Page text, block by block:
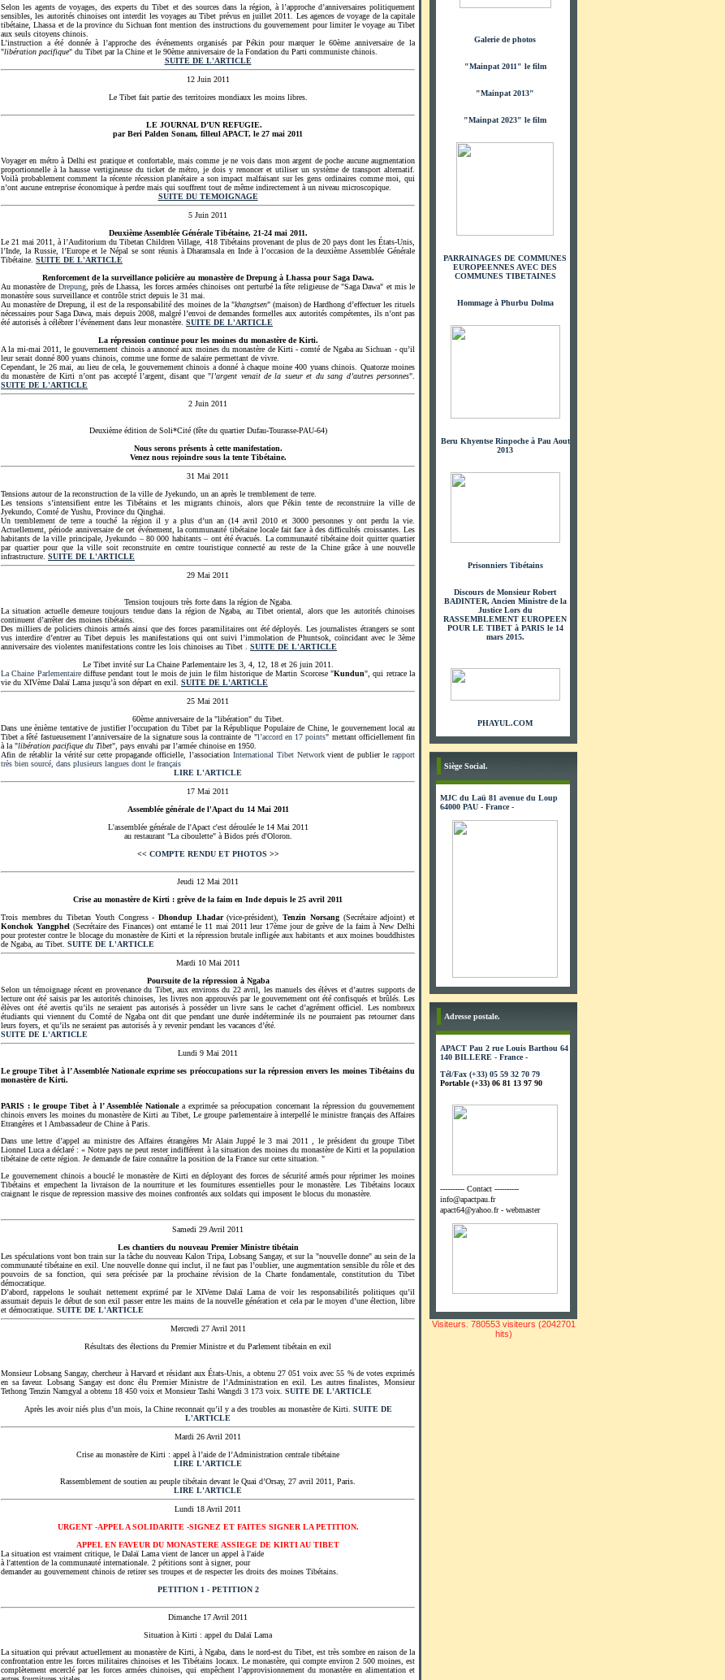
Selon les agents de voyages, des experts du Tibet et des sources dans la région, à l’approche d’anniversaires politiquement
sensibles, les autorités chinoises ont interdit les voyages au Tibet prévus en juillet 2011. Les agences de voyage de la capitale
tibétaine, Lhassa et de la province du Sichuan font mention des instructions du gouvernement pour limiter le voyage au Tibet
aux seuls citoyens chinois.
L’instruction a été donnée à l’approche des événements organisés par Pékin pour marquer le 60ème anniversaire de la
"libération pacifique" du Tibet par la Chine et le 90ème anniversaire de la Fondation du Parti communiste chinois.
SUITE DE L'ARTICLE
12 Juin 2011
Le Tibet fait partie des territoires mondiaux les moins libres.
LE JOURNAL D’UN REFUGIE.
par Beri Palden Sonam, filleul APACT, le 27 mai 2011
Voyager en métro à Delhi est pratique et confortable, mais comme je ne vois dans mon argent de poche aucune augmentation
proportionnelle à la hausse vertigineuse du ticket de métro, je dois y renoncer et utiliser un système de transport alternatif.
Voilà probablement comment la récente récession planétaire a son impact malfaisant sur les gens ordinaires comme moi, qui
n’ont aucune entreprise économique à perdre mais qui souffrent tout de même indirectement à un niveau microscopique.
SUITE DU TEMOIGNAGE
5 Juin 2011
Deuxième Assemblée Générale Tibétaine, 21-24 mai 2011.
Le 21 mai 2011, à l’Auditorium du Tibetan Children Village, 418 Tibétains provenant de plus de 20 pays dont les États-Unis,
l’Inde, la Russie, l’Europe et le Népal se sont réunis à Dharamsala en Inde à l’occasion de la deuxième Assemblée Générale
Tibétaine. SUITE DE L'ARTICLE
Renforcement de la surveillance policière au monastère de Drepung à Lhassa pour Saga Dawa.
Au monastère de Drepung, près de Lhassa, les forces armées chinoises ont perturbé la fête religieuse de "Saga Dawa" et mis le
monastère sous surveillance et contrôle strict depuis le 31 mai.
Au monastère de Drepung, il est de la responsabilité des moines de la "khangtsen" (maison) de Hardhong d’effectuer les rituels
nécessaires pour Saga Dawa, mais depuis 2008, malgré l’envoi de demandes formelles aux autorités compétentes, ils n’ont pas
été autorisés à célébrer l’événement dans leur monastère. SUITE DE L'ARTICLE
La répression continue pour les moines du monastère de Kirti.
A la mi-mai 2011, le gouvernement chinois a annoncé aux moines du monastère de Kirti - comté de Ngaba au Sichuan - qu’il
leur serait donné 800 yuans chinois, comme une forme de salaire permettant de vivre.
Cependant, le 26 mai, au lieu de cela, le gouvernement chinois a donné à chaque moine 400 yuans chinois. Quatorze moines
du monastère de Kirti n’ont pas accepté l’argent, disant que "l’argent venait de la sueur et du sang d’autres personnes".
SUITE DE L'ARTICLE
2 Juin 2011
Deuxième édition de Soli*Cité (fête du quartier Dufau-Tourasse-PAU-64)
Nous serons présents à cette manifestation.
Venez nous rejoindre sous la tente Tibétaine.
31 Mai 2011
Tensions autour de la reconstruction de la ville de Jyekundo, un an après le tremblement de terre.
Les tensions s’intensifient entre les Tibétains et les migrants chinois, alors que Pékin tente de reconstruire la ville de
Jyekundo, Comté de Yushu, Province du Qinghai.
Un tremblement de terre a touché la région il y a plus d’un an (14 avril 2010 et 3000 personnes y ont perdu la vie.
Actuellement, période anniversaire de cet événement, la communauté tibétaine locale fait face à des difficultés croissantes. Les
habitants de la ville principale, Jyekundo – 80 000 habitants – ont été évacués. La communauté tibétaine doit quitter quartier
par quartier pour que la ville soit reconstruite en centre touristique connecté au reste de la Chine grâce à une nouvelle
infrastructure. SUITE DE L'ARTICLE
29 Mai 2011
Tension toujours très forte dans la région de Ngaba.
La situation actuelle demeure toujours tendue dans la région de Ngaba, au Tibet oriental, alors que les autorités chinoises
continuent d’arrêter des moines tibétains.
Des milliers de policiers chinois armés ainsi que des forces paramilitaires ont été déployés. Les journalistes étrangers se sont
vus interdire d’entrer au Tibet depuis les manifestations qui ont suivi l’immolation de Phuntsok, coïncidant avec le 3ème
anniversaire des violentes manifestations contre les lois chinoises au Tibet . SUITE DE L'ARTICLE
Le Tibet invité sur La Chaine Parlementaire les 3, 4, 12, 18 et 26 juin 2011.
La Chaine Parlementairediffuse pendant tout le mois de juin le film historique de Martin Scorcese "Kundun", qui retrace la
vie du XIVème Dalaï Lama jusqu’à son départ en exil. SUITE DE L'ARTICLE
25 Mai 2011
60ème anniversaire de la "libération" du Tibet.
Dans une ènième tentative de justifier l’occupation du Tibet par la République Populaire de Chine, le gouvernement local au
Tibet a fêté fastueusement l’anniversaire de la signature sous la contrainte de "l’accord en 17 points" mettant officiellement fin
à la "libération pacifique du Tibet", pays envahi par l’armée chinoise en 1950.
Afin de rétablir la vérité sur cette propagande officielle, l’association International Tibet Networkvient de publier lerapport
très bien sourcé, dans plusieurs langues dont le français
LIRE L'ARTICLE
17 Mai 2011
Assemblée générale de l'Apact du 14 Mai 2011
L'assemblée générale de l'Apact c'est déroulée le 14 Mai 2011
au restaurant "La ciboulette" à Bidos prés d'Oloron.
<< COMPTE RENDU ET PHOTOS >>
Jeudi 12 Mai 2011
Crise au monastère de Kirti : grève de la faim en Inde depuis le 25 avril 2011
Trois membres du Tibetan Youth Congress - Dhondup Lhadar(vice-président),Tenzin Norsang(Secrétaire adjoint) et
Konchok Yangphel(Secrétaire des Finances) ont entamé le 11 mai 2011 leur 17ème jour de grève de la faim à New Delhi
pour protester contre le blocage du monastère de Kirti et la répression brutale infligée aux habitants et aux moines bouddhistes
de Ngaba, au Tibet. SUITE DE L'ARTICLE
Mardi 10 Mai 2011
Poursuite de la répression à Ngaba
Selon un témoignage récent en provenance du Tibet, aux environs du 22 avril, les manuels des élèves et d’autres supports de
lecture ont été saisis par les autorités chinoises, les livres non approuvés par le gouvernement ont été confisqués et brûlés. Les
élèves ont été avertis qu’ils ne seraient pas autorisés à posséder un livre sans le cachet d’agrément officiel. Les nombreux
étudiants qui viennent du Comté de Ngaba ont dit que pendant une durée indéterminée ils ne pourraient pas retourner dans
leurs foyers, et qu’ils ne seraient pas autorisés à y revenir pendant les vacances d’été.
SUITE DE L'ARTICLE
Lundi 9 Mai 2011
Le groupe Tibet à l’ Assemblée Nationale exprime ses préoccupations sur la répression envers les moines Tibétains du
monastère de Kirti.
PARIS : le groupe Tibet à l’ Assemblée Nationalea exprimée sa préocupation concernant la répression du gouvernement
chinois envers les moines du monastère de Kirti au Tibet, Le groupe parlementaire à interpellé le ministre français des Affaires
Etrangères et l Ambassadeur de Chine à Paris.
Dans une lettre d’appel au ministre des Affaires étrangères Mr Alain Juppé le 3 mai 2011 , le président du groupe Tibet
Lionnel Luca a déclaré : « Notre pays ne peut rester indifférent à la situation des moines du monastère de Kirti et la population
tibétaine de cette région. Je demande de faire connaître la position de la France sur cette situation. "
Le gouvernement chinois a bouclé le monastère de Kirti en déployant des forces de sécurité armés pour réprimer les moines
Tibétains et empechent la livraison de la nourriture et les fournitures essentielles pour le monastère. Les Tibétains locaux
craignant le risque de repression massive des moines confrontés aux soldats qui imposent le blocus du monastère.
Samedi 29 Avril 2011
Les chantiers du nouveau Premier Ministre tibétain
Les spéculations vont bon train sur la tâche du nouveau Kalon Tripa, Lobsang Sangay, et sur la "nouvelle donne" au sein de la
communauté tibétaine en exil. Une nouvelle donne qui inclut, il ne faut pas l’oublier, une augmentation sensible du rôle et des
pouvoirs de sa fonction, qui sera précisée par la prochaine révision de la Charte fondamentale, constitution du Tibet
démocratique.
D’abord, rappelons le souhait nettement exprimé par le XIVeme Dalaï Lama de voir les responsabilités politiques qu’il
assumait depuis le début de son exil passer entre les mains de la nouvelle génération et cela par le moyen d’une élection, libre
et démocratique. SUITE DE L'ARTICLE
Mercredi 27 Avril 2011
Résultats des élections du Premier Ministre et du Parlement tibétain en exil
Monsieur Lobsang Sangay, chercheur à Harvard et résidant aux États-Unis, a obtenu 27 051 voix avec 55 % de votes exprimés
en sa faveur. Lobsang Sangay est donc élu Premier Ministre de l’Administration en exil. Les autres finalistes, Monsieur
Tethong Tenzin Namgyal a obtenu 18 450 voix et Monsieur Tashi Wangdi 3 173 voix. SUITE DE L'ARTICLE
Après les avoir niés plus d’un mois, la Chine reconnait qu’il y a des troubles au monastère de Kirti. SUITE DE
L'ARTICLE
Mardi 26 Avril 2011
Crise au monastère de Kirti : appel à l’aide de l’Administration centrale tibétaine
LIRE L'ARTICLE
Rassemblement de soutien au peuple tibétain devant le Quai d’Orsay, 27 avril 2011, Paris.
LIRE L'ARTICLE
Lundi 18 Avril 2011
URGENT -APPEL A SOLIDARITE -SIGNEZ ET FAITES SIGNER LA PETITION.
APPEL EN FAVEUR DU MONASTERE ASSIEGE DE KIRTI AU TIBET
La situation est vraiment critique, le Dalaï Lama vient de lancer un appel à l'aide
à l'attention de la communauté internationale. 2 pétitions sont à signer, pour
demander au gouvernement chinois de retirer ses troupes et de respecter les droits des moines Tibétains.
PETITION 1- PETITION 2
Dimanche 17 Avril 2011
Situation à Kirti : appel du Dalaï Lama
La situation qui prévaut actuellement au monastère de Kirti, à Ngaba, dans le nord-est du Tibet, est très sombre en raison de la
confrontation entre les forces militaires chinoises et les Tibétains locaux. Le monastère, qui compte environ 2 500 moines, est
complètement encerclé par les forces armées chinoises, qui empêchent l’approvisionnement du monastère en alimentation et
Galerie de photos
"Mainpat 2011" le film
"Mainpat 2013"
"Mainpat 2023" le film
PARRAINAGES DE COMMUNES
EUROPEENNES AVEC DES
COMMUNES TIBETAINES
Hommage à Phurbu Dolma
Beru Khyentse Rinpoche à Pau Aout
2013
Prisonniers Tibétains
Discours de Monsieur Robert
BADINTER, Ancien Ministre de la
Justice Lors du
RASSEMBLEMENT EUROPEEN
POUR LE TIBET à PARIS le 14
mars 2015.
PHAYUL.COM
Siège Social.
MJC du Laü 81 avenue du Loup
64000 PAU - France -
Adresse postale.
APACT Pau 2 rue Louis Barthou 64
140 BILLERE - France -
Tél/Fax (+33) 05 59 32 70 79
Portable (+33) 06 81 13 97 90
---------- Contact ----------
info@apactpau.fr
apact64@yahoo.fr - webmaster
Visiteurs. 780553 visiteurs (2042701
hits)